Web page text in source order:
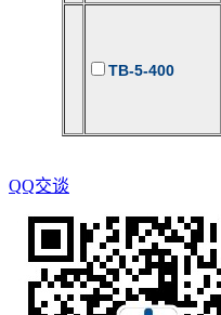
TB-5-400
QQ交谈